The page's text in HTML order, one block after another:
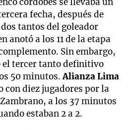
fecha, después de
tantos del goleador
anotó a los 11 de la etapa
Sin embargo,
el tercer tanto definitivo
50 minutos.Alianza Lima
con diez jugadores por la
a los 37 minutos
estaban 2 a 2.